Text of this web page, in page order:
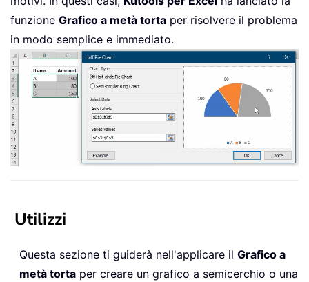
funzione Grafico a metà torta per risolvere il problema
in modo semplice e immediato.
Utilizzi
Questa sezione ti guiderà nell'applicare il Grafico a
metà torta per creare un grafico a semicerchio o una